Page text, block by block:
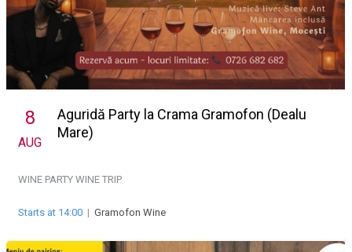
8
AUG
Aguridă Party la Crama Gramofon (Dealu
Mare)
WINE PARTY WINE TRIP
Starts at 14:00 | Gramofon Wine